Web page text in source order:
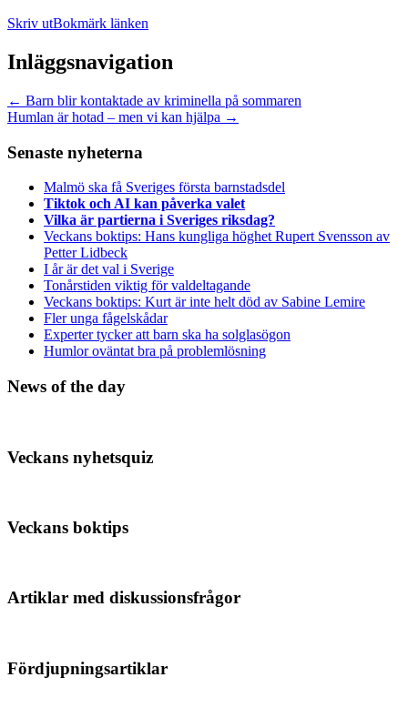
Skriv utBokmärk länken
Inläggsnavigation
← Barn blir kontaktade av kriminella på sommaren
Humlan är hotad – men vi kan hjälpa →
Senaste nyheterna
Malmö ska få Sveriges första barnstadsdel
Tiktok och AI kan påverka valet
Vilka är partierna i Sveriges riksdag?
Veckans boktips: Hans kungliga höghet Rupert Svensson av
Petter Lidbeck
I år är det val i Sverige
Tonårstiden viktig för valdeltagande
Veckans boktips: Kurt är inte helt död av Sabine Lemire
Fler unga fågelskådar
Experter tycker att barn ska ha solglasögon
Humlor oväntat bra på problemlösning
News of the day
Veckans nyhetsquiz
Veckans boktips
Artiklar med diskussionsfrågor
Fördjupningsartiklar